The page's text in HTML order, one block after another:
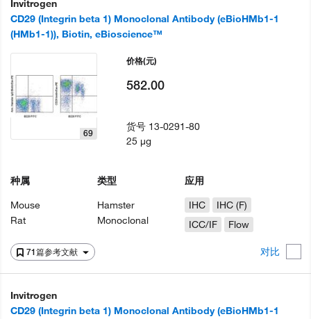
Invitrogen
CD29 (Integrin beta 1) Monoclonal Antibody (eBioHMb1-1
(HMb1-1)), Biotin, eBioscience™
71篇参考文献 对比
69
种属
Mouse
Rat
类型
Hamster
Monoclonal
应用
IHC
IHC (F)
ICC/IF
Flow
价格(元)
582.00
货号 13-0291-80
25 µg
Invitrogen
CD29 (Integrin beta 1) Monoclonal Antibody (eBioHMb1-1